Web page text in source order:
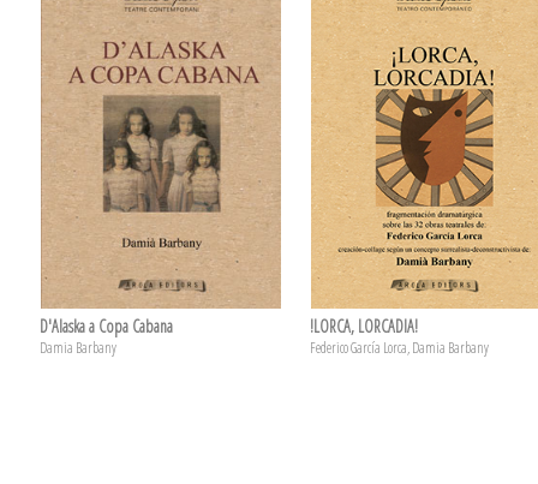
D'Alaska a Copa Cabana
Damia Barbany
!LORCA, LORCADIA!
Federico García Lorca, Damia Barbany